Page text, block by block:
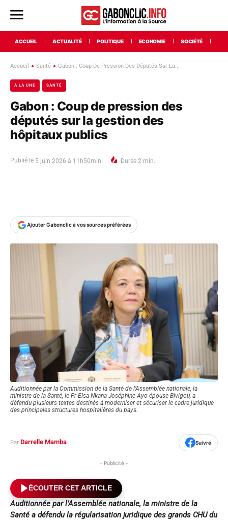
ACCUEIL ACTUALITÉ POLITIQUE ECONOMIE SOCIÉTÉ
Accueil Santé Gabon : Coup De Pression Des Députés Sur La...
A LA UNE SANTÉ
Gabon : Coup de pression des
députés sur la gestion des
hôpitaux publics
Publié le 5 juin 2026 à 11h50min Durée 2 min.
Ajouter Gabonclic à vos sources préférées
Auditionnée par la Commission de la Santé de l’Assemblée nationale, la
ministre de la Santé, le Pr Elsa Nkana Joséphine Ayo épouse Bivigou, a
défendu plusieurs textes destinés à moderniser et sécuriser le cadre juridique
des principales structures hospitalières du pays.
Par Darrelle Mamba Suivre
- Publicité -
ÉCOUTER CET ARTICLE
Auditionnée par l’Assemblée nationale, la ministre de la
Santé a défendu la régularisation juridique des grands CHU du